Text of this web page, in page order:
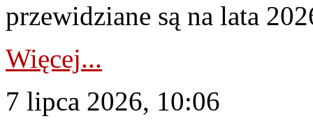
przewidziane są na lata
Więcej...
7 lipca 2026, 10:06